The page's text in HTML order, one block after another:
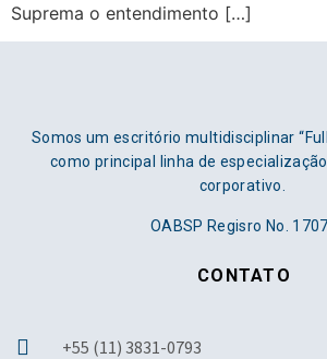
Suprema o entendimento […]
Somos um escritório multidisciplinar
como principal linha de
corporativo.
OABSP Regisro No.
CONTATO
+55 (11) 3831-0793